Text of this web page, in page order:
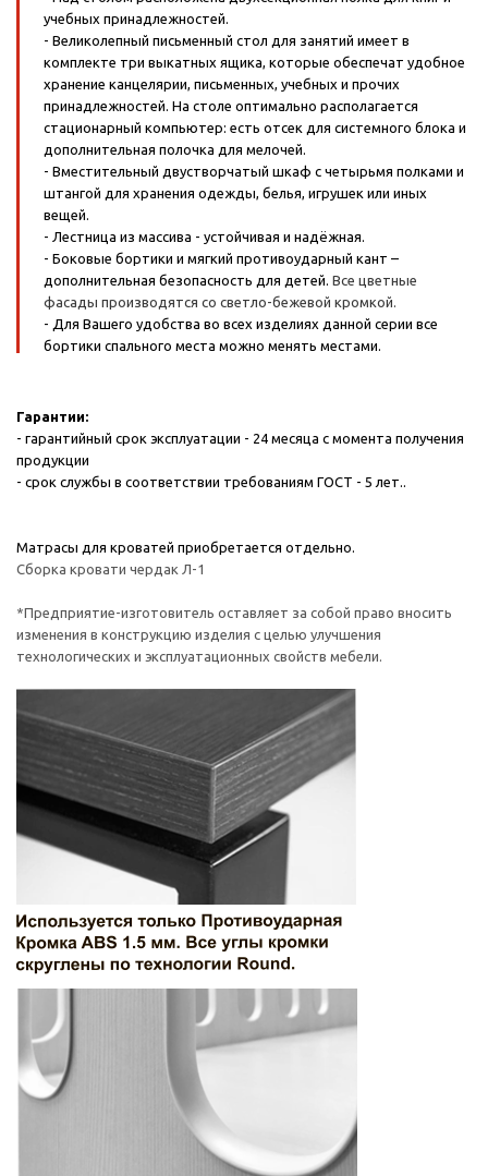
учебных принадлежностей.
- Великолепный письменный стол для занятий имеет в
комплекте три выкатных ящика, которые обеспечат удобное
хранение канцелярии, письменных, учебных и прочих
принадлежностей. На столе оптимально располагается
стационарный компьютер: есть отсек для системного блока и
дополнительная полочка для мелочей.
- Вместительный двустворчатый шкаф с четырьмя полками и
штангой для хранения одежды, белья, игрушек или иных
вещей.
- Лестница из массива - устойчивая и надёжная.
- Боковые бортики и мягкий противоударный кант –
дополнительная безопасность для детей. Все цветные
фасады производятся со светло-бежевой кромкой.
- Для Вашего удобства во всех изделиях данной серии все
бортики спального места можно менять местами.
Гарантии:
- гарантийный срок эксплуатации - 24 месяца с момента получения
продукции
- срок службы в соответствии требованиям ГОСТ - 5 лет..
Матрасы для кроватей приобретается отдельно.
Сборка кровати чердак Л-1
*Предприятие-изготовитель оставляет за собой право вносить
изменения в конструкцию изделия с целью улучшения
технологических и эксплуатационных свойств мебели.